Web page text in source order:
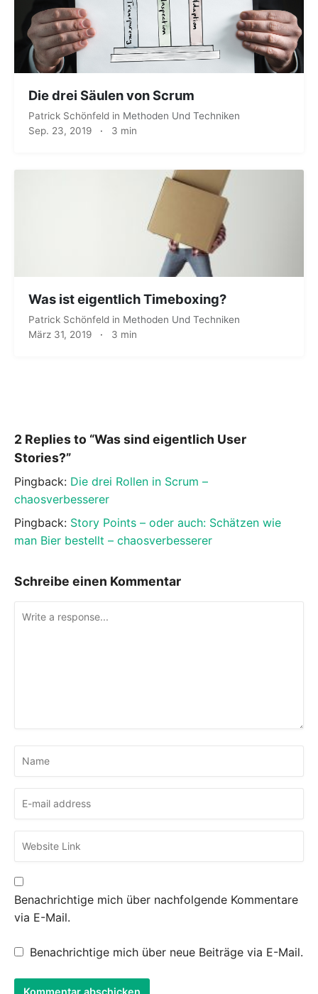
Die drei Säulen von Scrum
Patrick Schönfeld in Methoden Und Techniken
Sep. 23, 2019 · 3 min
Was ist eigentlich Timeboxing?
Patrick Schönfeld in Methoden Und Techniken
März 31, 2019 · 3 min
2 Replies to “Was sind eigentlich User
Stories?”
Pingback: Die drei Rollen in Scrum –
chaosverbesserer
Pingback: Story Points – oder auch: Schätzen wie
man Bier bestellt – chaosverbesserer
Schreibe einen Kommentar
Benachrichtige mich über nachfolgende Kommentare
via E-Mail.
Benachrichtige mich über neue Beiträge via E-Mail.